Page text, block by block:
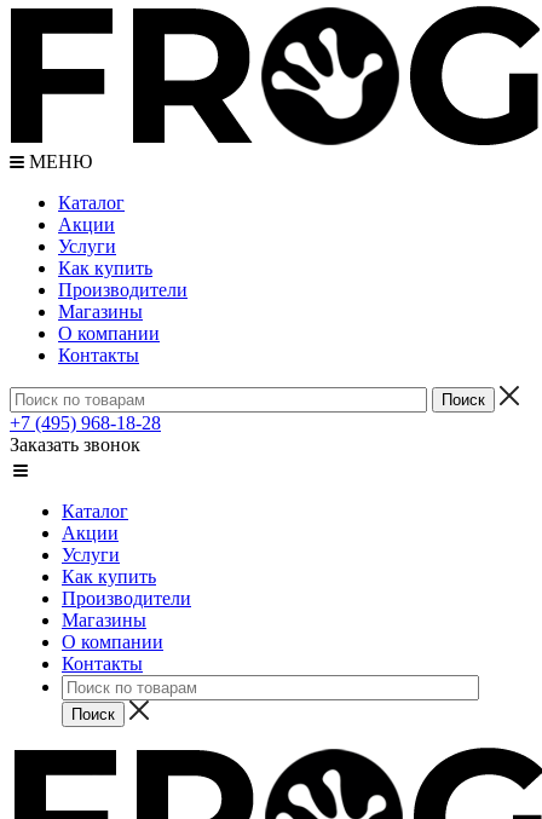
МЕНЮ
Каталог
Акции
Услуги
Как купить
Производители
Магазины
О компании
Контакты
+7 (495) 968-18-28
Заказать звонок
Каталог
Акции
Услуги
Как купить
Производители
Магазины
О компании
Контакты